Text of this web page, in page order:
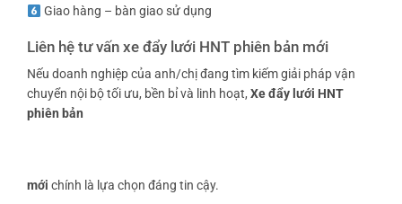
Giao hàng – bàn giao sử dụng
Liên hệ tư vấn xe đẩy lưới HNT phiên bản mới
Nếu doanh nghiệp của anh/chị đang tìm kiếm giải pháp vận
chuyển nội bộ tối ưu, bền bỉ và linh hoạt, Xe đẩy lưới HNT
phiên bản
mới chính là lựa chọn đáng tin cậy.